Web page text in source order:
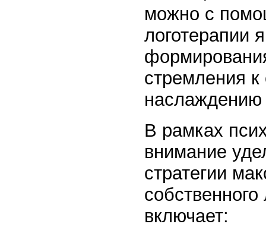
можно с
логотерапии
стремления
наслаждению
В рамках
внимание
стратегии
включает: